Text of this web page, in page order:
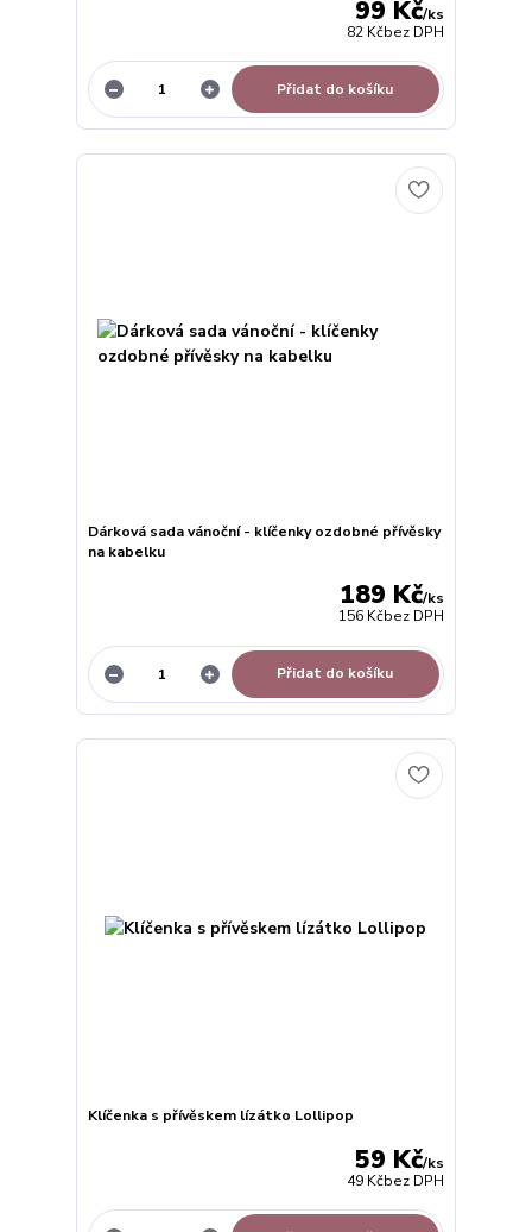
99 Kč/ks
82 Kčbez DPH
Přidat do košíku
Dárková sada vánoční - klíčenky ozdobné přívěsky
na kabelku
189 Kč/ks
156 Kčbez DPH
Přidat do košíku
Klíčenka s přívěskem lízátko Lollipop
59 Kč/ks
49 Kčbez DPH